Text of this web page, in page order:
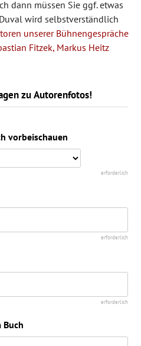
Nele Heyse
Stefan Bachmann
Foto: Birgit-Cathrin Duval
dann müssen Sie ggf. etwas
wird selbstverständlich
unserer Bühnengespräche
Fitzek, Markus Heitz
zu Autorenfotos!
vorbeischauen
erforderlich
erforderlich
erforderlich
Buch